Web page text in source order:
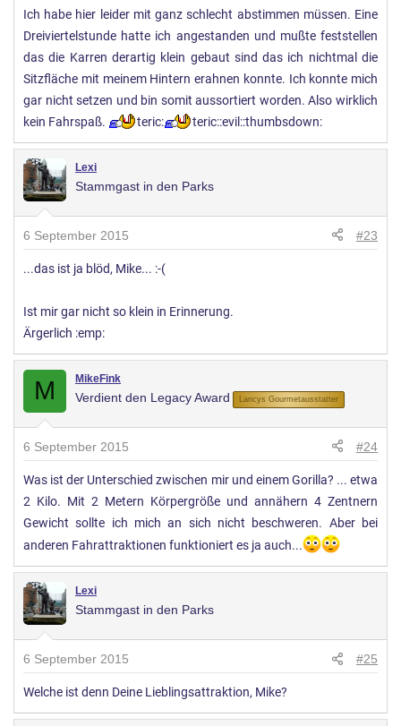
Ich habe hier leider mit ganz schlecht abstimmen müssen. Eine
Dreiviertelstunde hatte ich angestanden und mußte feststellen
das die Karren derartig klein gebaut sind das ich nichtmal die
Sitzfläche mit meinem Hintern erahnen konnte. Ich konnte mich
gar nicht setzen und bin somit aussortiert worden. Also wirklich
kein Fahrspaß.
teric: teric::evil::thumbsdown:
Lexi
Stammgast in den Parks
6 September 2015 #23
...das ist ja blöd, Mike... :-(
Ist mir gar nicht so klein in Erinnerung.
Ärgerlich :emp:
M MikeFink
Verdient den Legacy Award Lancys Gourmetausstatter
6 September 2015 #24
Was ist der Unterschied zwischen mir und einem Gorilla? ... etwa
2 Kilo. Mit 2 Metern Körpergröße und annähern 4 Zentnern
Gewicht sollte ich mich an sich nicht beschweren. Aber bei
anderen Fahrattraktionen funktioniert es ja auch...
Lexi
Stammgast in den Parks
6 September 2015 #25
Welche ist denn Deine Lieblingsattraktion, Mike?